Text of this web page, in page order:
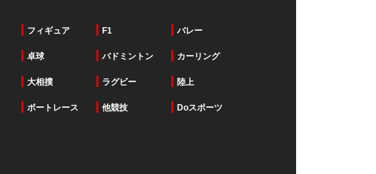
フィギュア F1 バレー
卓球 バドミントン カーリング
大相撲 ラグビー 陸上
ボートレース 他競技 Doスポーツ